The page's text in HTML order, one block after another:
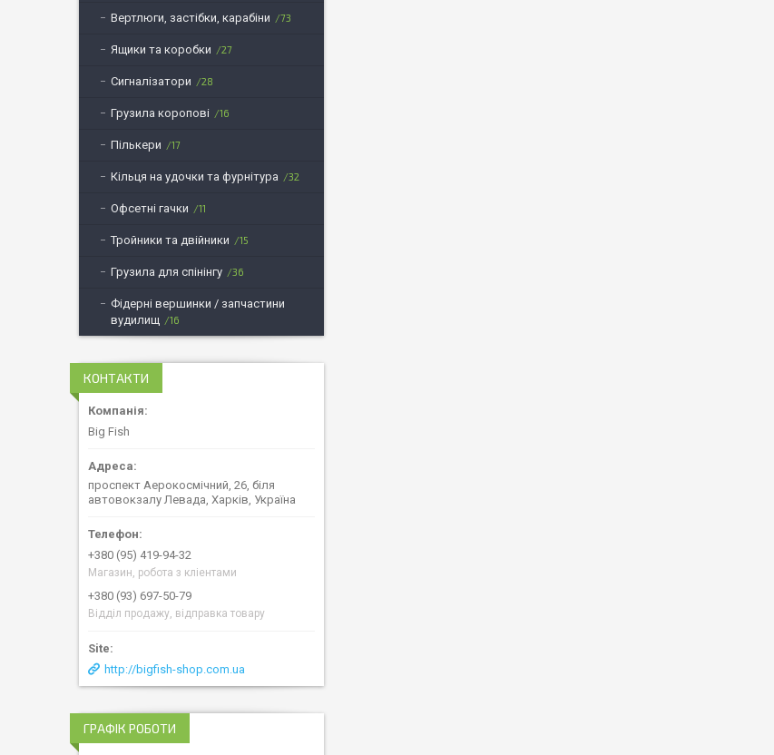
Вертлюги, застібки, карабіни 73
Ящики та коробки 27
Сигналізатори 28
Грузила коропові 16
Пількери 17
Кільця на удочки та фурнітура 32
Офсетні гачки 11
Тройники та двійники 15
Грузила для спінінгу 36
Фідерні вершинки / запчастини
вудилищ
16
КОНТАКТИ
Big Fish
проспект Аерокосмічний, 26, біля
автовокзалу Левада, Харків, Україна
+380 (95) 419-94-32
Магазин, робота з кліентами
+380 (93) 697-50-79
Відділ продажу, відправка товару
http://bigfish-shop.com.ua
ГРАФІК РОБОТИ